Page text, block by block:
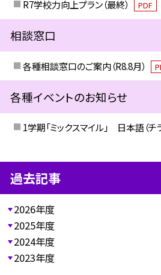
R7学校力向上プラン（最終） PDF
相談窓口
各種相談窓口のご案内（R8.8月）
各種イベントのお知らせ
1学期「ミックスマイル」 日本語（チ
過去記事
2026年度
2025年度
2024年度
2023年度